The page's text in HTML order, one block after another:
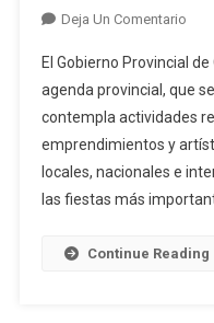
Deja Un ComentarioEn
De
Y
Para
El
El Gobierno Provincial
agenda provincial, que
contempla actividades
emprendimientos y
locales, nacionales e
las fiestas más
Continue Reading